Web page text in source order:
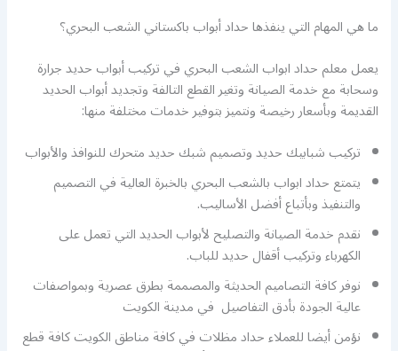
ما هي المهام التي ينفذها حداد أبواب باكستاني الشعب البحري؟
يعمل معلم حداد ابواب الشعب البحري في تركيب أبواب حديد جرارة
وسحابة مع خدمة الصيانة وتغير القطع التالفة وتجديد أبواب الحديد
القديمة وبأسعار رخيصة ونتميز بتوفير خدمات مختلفة منها:
تركيب شبابيك حديد وتصميم شبك حديد متحرك للنوافذ والأبواب
يتمتع حداد ابواب بالشعب البحري بالخبرة العالية في التصميم
والتنفيذ وبأتباع أفضل الأساليب.
نقدم خدمة الصيانة والتصليح لأبواب الحديد التي تعمل على
الكهرباء وتركيب أقفال حديد للباب.
نوفر كافة التصاميم الحديثة والمصممة بطرق عصرية وبمواصفات
عالية الجودة بأدق التفاصيل في مدينة الكويت
نؤمن أيضا للعملاء حداد مظلات في كافة مناطق الكويت كافة قطع